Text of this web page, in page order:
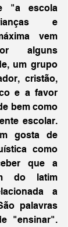
"a escola
e
vem
alguns
um grupo
cristão,
e a favor
bem como
escolar.
gosta de
como
que a
do latim
a
palavras
"ensinar".